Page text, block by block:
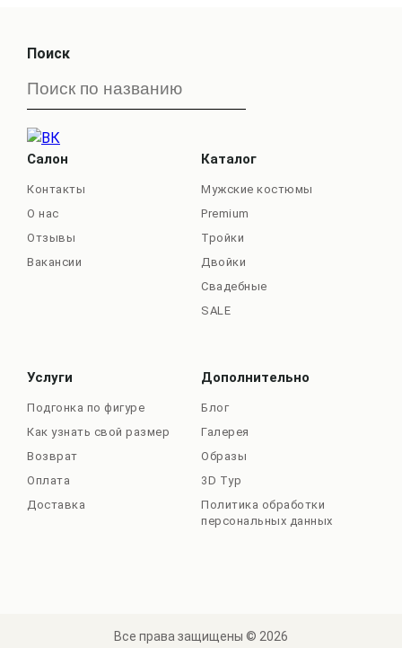
Поиск
Салон
Контакты
О нас
Отзывы
Вакансии
Каталог
Мужские костюмы
Premium
Тройки
Двойки
Свадебные
SALE
Услуги
Подгонка по фигуре
Как узнать свой размер
Возврат
Оплата
Доставка
Дополнительно
Блог
Галерея
Образы
3D Тур
Политика обработки
персональных данных
Все права защищены © 2026